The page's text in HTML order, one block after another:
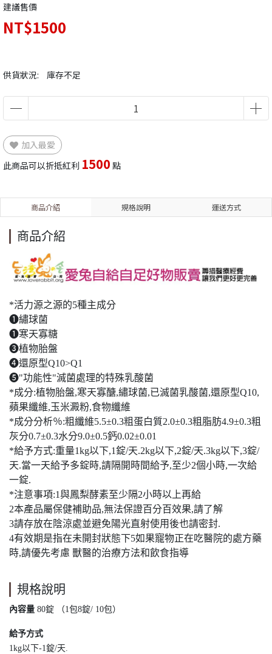
建議售價
NT$1500
供貨狀況: 庫存不足
加入最愛
此商品可以折抵紅利 1500 點
商品介紹 規格說明 運送方式
商品介紹
*活力源之源的5種主成分
❶繡球菌
❶寒天寡糖
❸植物胎盤
❹還原型Q10>Q1
❺"功能性"滅菌處理的特殊乳酸菌
*成分:植物胎盤,寒天寡醣,繡球菌,已滅菌乳酸菌,還原型Q10,
蘋果纖維,玉米澱粉,食物纖維
*成分分析％:粗纖維5.5±0.3粗蛋白質2.0±0.3粗脂肪4.9±0.3粗
灰分0.7±0.3水分9.0±0.5鈣0.02±0.01
*給予方式:重量1kg以下,1錠/天.2kg以下,2錠/天.3kg以下,3錠/
天.當一天給予多錠時,請隔開時間給予,至少2個小時,一次給
一錠.
*注意事項:1與鳳梨酵素至少隔2小時以上再給
2本產品屬保健補助品,無法保證百分百效果,請了解
3請存放在陰涼處並避免陽光直射使用後也請密封.
4有效期是指在未開封狀態下5如果寵物正在吃醫院的處方藥
時,請優先考慮 獸醫的治療方法和飲食指導
規格說明
內容量 80錠 （1包8錠/ 10包）
給予方式
1kg以下-1錠/天.